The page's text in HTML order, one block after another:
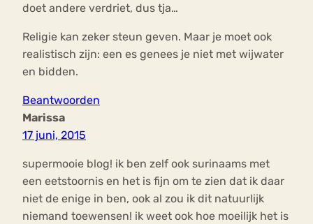
doet andere verdriet, dus tja…
Religie kan zeker steun geven. Maar je moet ook
realistisch zijn: een es genees je niet met wijwater
en bidden.
Beantwoorden
Marissa
17 juni, 2015
supermooie blog! ik ben zelf ook surinaams met
een eetstoornis en het is fijn om te zien dat ik daar
niet de enige in ben, ook al zou ik dit natuurlijk
niemand toewensen! ik weet ook hoe moeilijk het is